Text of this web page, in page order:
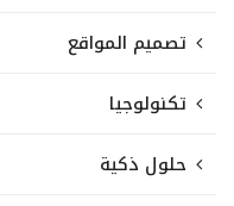
تصميم المواقع
تكنولوجيا
حلول ذكية